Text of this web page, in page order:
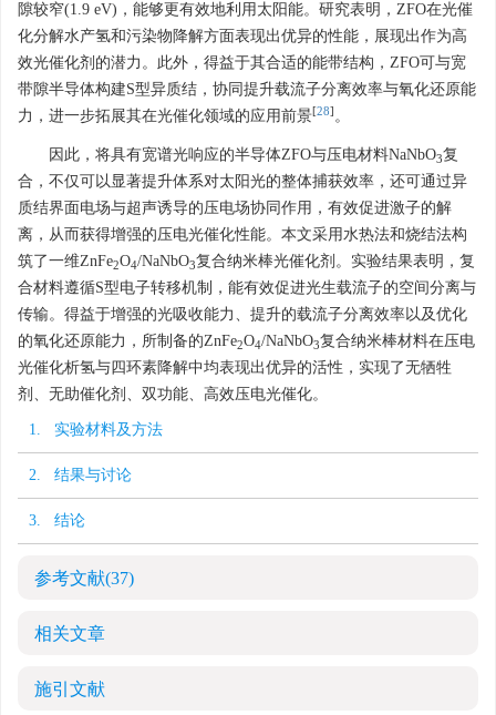
隙较窄(1.9 eV)，能够更有效地利用太阳能。研究表明，ZFO在光催
化分解水产氢和污染物降解方面表现出优异的性能，展现出作为高
效光催化剂的潜力。此外，得益于其合适的能带结构，ZFO可与宽
带隙半导体构建S型异质结，协同提升载流子分离效率与氧化还原能
力，进一步拓展其在光催化领域的应用前景[28] 。
因此，将具有宽谱光响应的半导体ZFO与压电材料NaNbO3复
合，不仅可以显著提升体系对太阳光的整体捕获效率，还可通过异
质结界面电场与超声诱导的压电场协同作用，有效促进激子的解
离，从而获得增强的压电光催化性能。本文采用水热法和烧结法构
筑了一维ZnFe2O4/NaNbO3复合纳米棒光催化剂。实验结果表明，复
合材料遵循S型电子转移机制，能有效促进光生载流子的空间分离与
传输。得益于增强的光吸收能力、提升的载流子分离效率以及优化
的氧化还原能力，所制备的ZnFe2O4/NaNbO3复合纳米棒材料在压电
光催化析氢与四环素降解中均表现出优异的活性，实现了无牺牲
剂、无助催化剂、双功能、高效压电光催化。
1. 实验材料及方法
2. 结果与讨论
3. 结论
参考文献(37)
相关文章
施引文献